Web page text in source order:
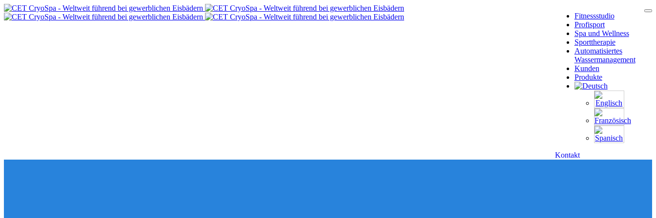
Fitnessstudio
Profisport
Spa und Wellness
Sporttherapie
Automatisiertes
Wassermanagement
Kunden
Produkte
Kontakt